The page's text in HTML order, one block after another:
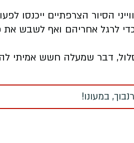
הצרפתיים ייכנסו לפעולה
כדי לרגל אחריהם ואף לשבש
במעונו!